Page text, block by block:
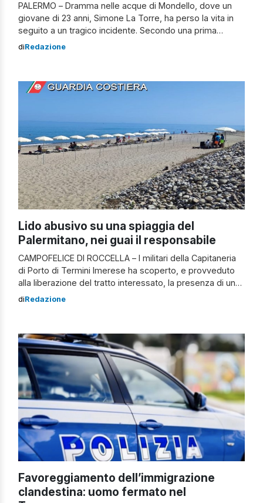
PALERMO – Dramma nelle acque di Mondello, dove un
giovane di 23 anni, Simone La Torre, ha perso la vita in
seguito a un tragico incidente. Secondo una prima
ricostruzione, il ragazzo si sarebbe tuffato da un
bordo hanno tentato disperatamente […]
diRedazione
Lido abusivo su una spiaggia del
Palermitano, nei guai il responsabile
CAMPOFELICE DI ROCCELLA – I militari della Capitaneria
di Porto di Termini Imerese ha scoperto, e provveduto
alla liberazione del tratto interessato, la presenza di un
lido abusivo sulla spiaggia di Campofelice di Roccella
impedendo ai bagnanti la libera fruizione dell’area. Le […]
diRedazione
Favoreggiamento dell’immigrazione
clandestina: uomo fermato nel